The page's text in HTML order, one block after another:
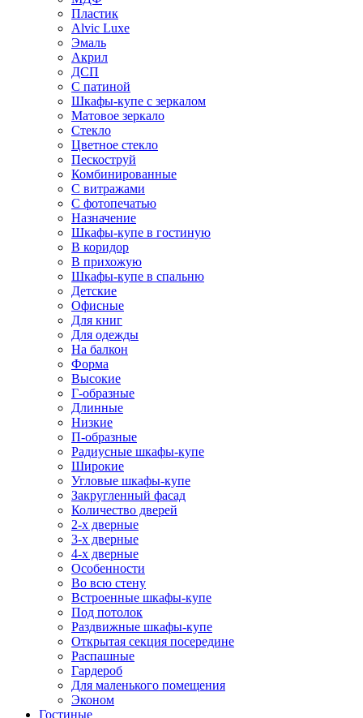
Пластик
Alvic Luxe
Эмаль
Акрил
ДСП
С патиной
Шкафы-купе с зеркалом
Матовое зеркало
Стекло
Цветное стекло
Пескоструй
Комбинированные
С витражами
С фотопечатью
Назначение
Шкафы-купе в гостиную
В коридор
В прихожую
Шкафы-купе в спальню
Детские
Офисные
Для книг
Для одежды
На балкон
Форма
Высокие
Г-образные
Длинные
Низкие
П-образные
Радиусные шкафы-купе
Широкие
Угловые шкафы-купе
Закругленный фасад
Количество дверей
2-х дверные
3-х дверные
4-х дверные
Особенности
Во всю стену
Встроенные шкафы-купе
Под потолок
Раздвижные шкафы-купе
Открытая секция посередине
Распашные
Гардероб
Для маленького помещения
Эконом
Гостиные